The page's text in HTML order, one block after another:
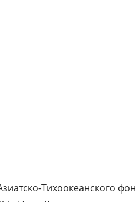
Тихоокеанского